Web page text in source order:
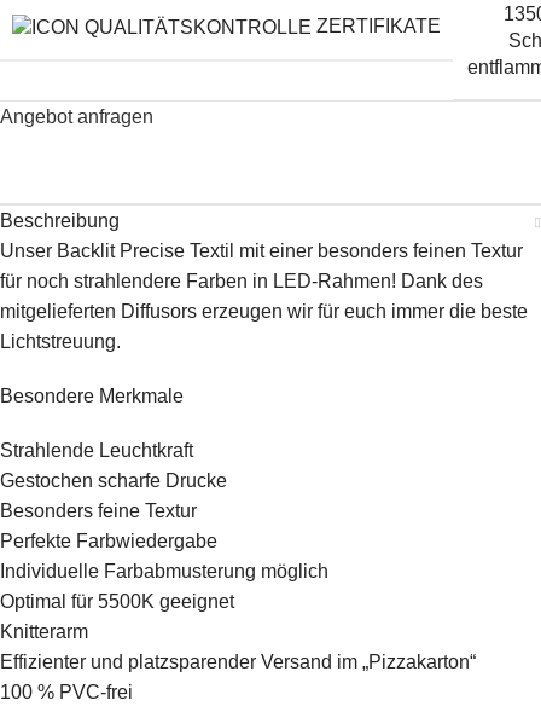
ZERTIFIKATE
Angebot anfragen
Beschreibung
Unser Backlit Precise Textil mit einer besonders feinen Textur
für noch strahlendere Farben in LED-Rahmen! Dank des
mitgelieferten Diffusors erzeugen wir für euch immer die beste
Lichtstreuung.
Besondere Merkmale
Strahlende Leuchtkraft
Gestochen scharfe Drucke
Besonders feine Textur
Perfekte Farbwiedergabe
Individuelle Farbabmusterung möglich
Optimal für 5500K geeignet
Knitterarm
Effizienter und platzsparender Versand im „Pizzakarton“
100 % PVC-frei